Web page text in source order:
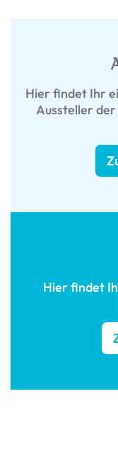
Hier findet Ihr
Aussteller
Hier findet